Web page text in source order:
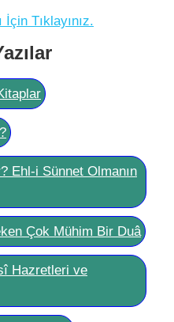
Tıklayınız.
Ehl-i Sünnet Olmanın
Çok Mühim Bir Duâ
Hazretleri ve